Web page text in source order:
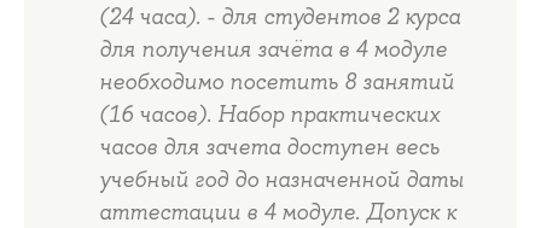
(24 часа). - для студентов 2 курса
для получения зачёта в 4 модуле
необходимо посетить 8 занятий
(16 часов). Набор практических
часов для зачета доступен весь
учебный год до назначенной даты
аттестации в 4 модуле. Допуск к